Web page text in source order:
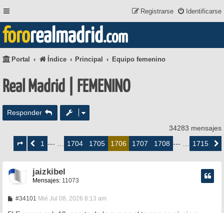
Identificarse
Registrarse
fororealmadrid.com
Portal Índice Principal Equipo femenino
Real Madrid | FEMENINO
Responder
34283 mensajes
deAnterior1 --- … 1704 1705 1706 1707 1708 --- … 1715
jaizkibel
Mensajes: 11073
#34101 MMié Jul 08, 2026 8:13 am